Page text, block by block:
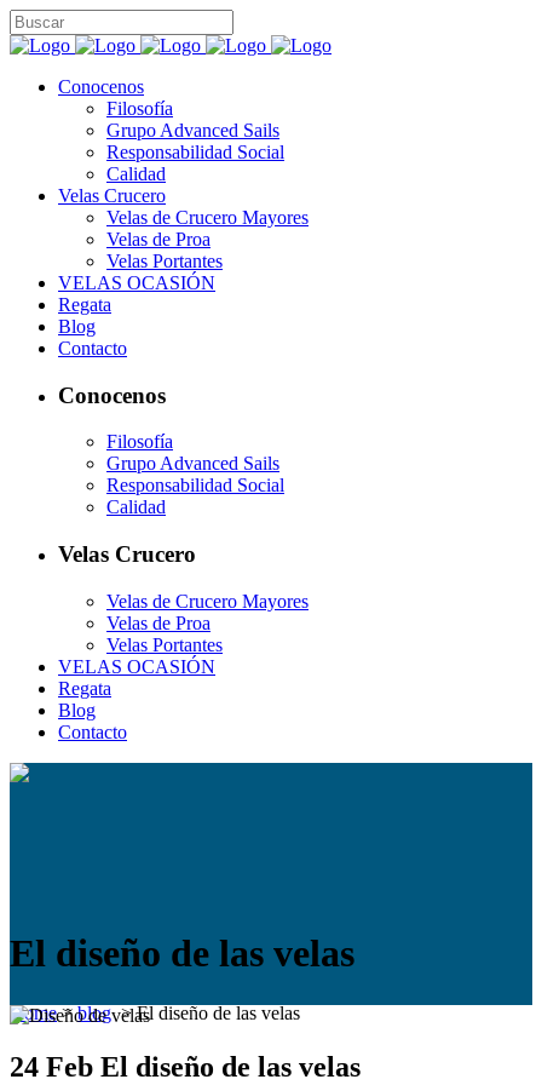
Conocenos
Filosofía
Grupo Advanced Sails
Responsabilidad Social
Calidad
Velas Crucero
Velas de Crucero Mayores
Velas de Proa
Velas Portantes
VELAS OCASIÓN
Regata
Blog
Contacto
Conocenos
Filosofía
Grupo Advanced Sails
Responsabilidad Social
Calidad
Velas Crucero
Velas de Crucero Mayores
Velas de Proa
Velas Portantes
VELAS OCASIÓN
Regata
Blog
Contacto
El diseño de las velas
Home>blog >El diseño de las velas
24 Feb El diseño de las velas